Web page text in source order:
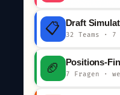
📋 Draft
🏈 Positions-